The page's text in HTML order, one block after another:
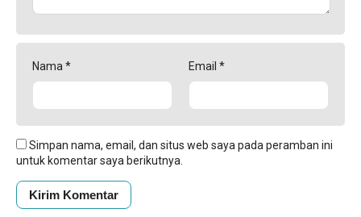
Nama * Email *
Simpan nama, email, dan situs web saya pada peramban ini
untuk komentar saya berikutnya.